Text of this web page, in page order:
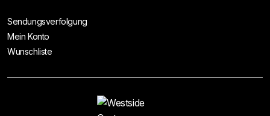
Sendungsverfolgung
Mein Konto
Wunschliste